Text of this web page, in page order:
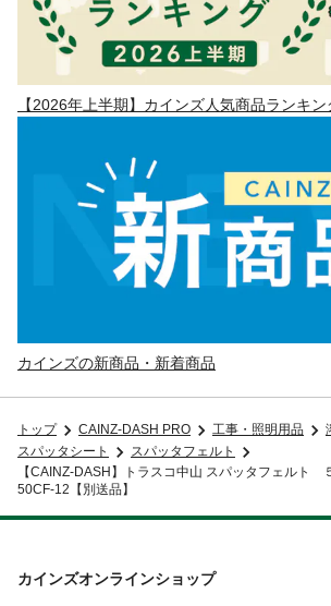
【2026年上半期】カインズ人気商品ランキン
カインズの新商品・新着商品
トップ CAINZ-DASH PRO 工事・照明用品
スパッタシート
スパッタフェルト
【CAINZ-DASH】トラスコ中山 スパッタフェルト
50CF-12【別送品】
カインズオンラインショップ